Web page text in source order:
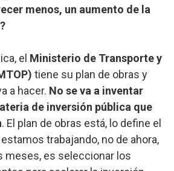
menos, un aumento de la
el Ministerio de Transporte y
tiene su plan de obras y
a hacer. No se va a inventar
de inversión pública que
. El plan de obras está, lo define el
trabajando, no de ahora,
meses, es seleccionar los